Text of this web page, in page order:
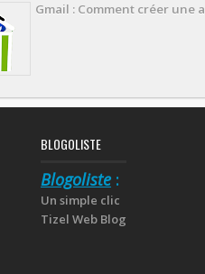
Gmail : Comment créer une
BLOGOLISTE
Blogoliste :
Un simple clic
Tizel Web Blog